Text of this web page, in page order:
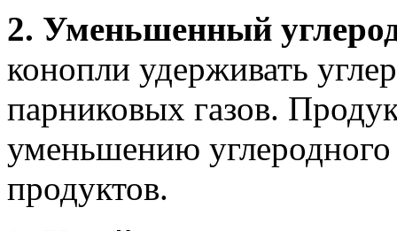
2. Уменьшенный
конопли удерживать
парниковых газов.
уменьшению углеродного
продуктов.